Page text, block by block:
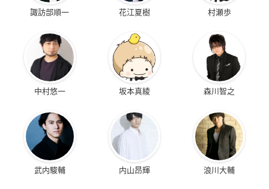
諏訪部順一 花江夏樹 村瀬歩
中村悠一 坂本真綾 森川智之
武内駿輔 内山昂輝 浪川大輔